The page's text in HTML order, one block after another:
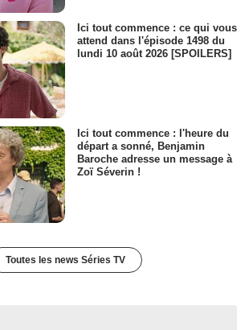
Ici tout commence : ce qui vous
attend dans l'épisode 1498 du
lundi 10 août 2026 [SPOILERS]
Ici tout commence : l'heure du
départ a sonné, Benjamin
Baroche adresse un message à
Zoï Séverin !
Toutes les news Séries TV